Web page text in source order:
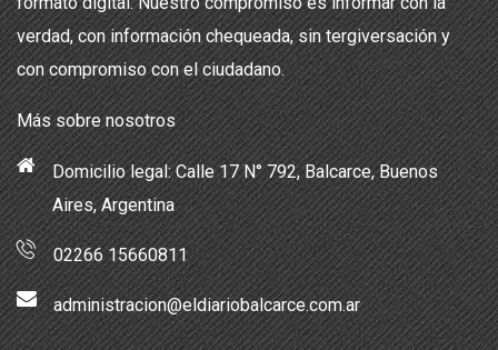
verdad, con información chequeada, sin tergiversación y
con compromiso con el ciudadano.
Más sobre nosotros
Domicilio legal: Calle 17 N° 792, Balcarce, Buenos
Aires, Argentina
02266 15660811
administracion@eldiariobalcarce.com.ar